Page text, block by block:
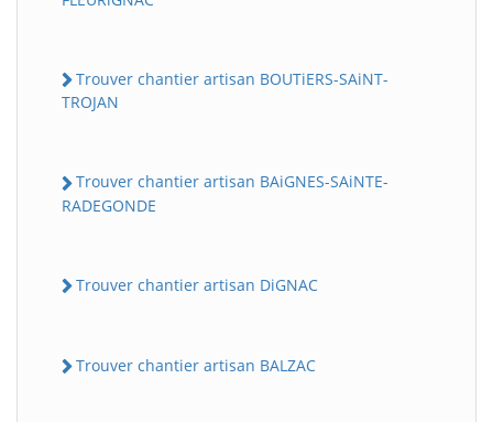
Trouver chantier artisan BOUTiERS-SAiNT-
TROJAN
Trouver chantier artisan BAiGNES-SAiNTE-
RADEGONDE
Trouver chantier artisan DiGNAC
Trouver chantier artisan BALZAC